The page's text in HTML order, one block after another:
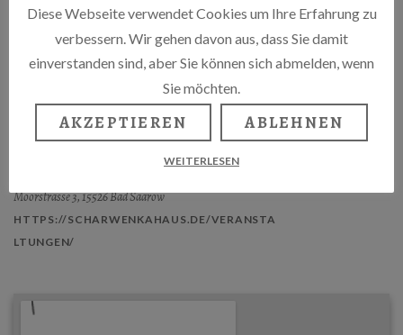
unterschiedliche Weise vom Jazz bis
Klassik und Folklore. Die Arrangements
stammen aus der Feder des
Akkordeonisten und sind dem Ensemble
auf den Leib geschrieben.
SCHARWENKA KULTURFORUM
Moorstrasse 3, 15526 Bad Saarow
HTTPS://SCHARWENKAHAUS.DE/VERANSTA
LTUNGEN/
Diese Webseite verwendet Cookies um Ihre Erfahrung zu
verbessern. Wir gehen davon aus, dass Sie damit
einverstanden sind, aber Sie können sich abmelden, wenn
Sie möchten.
AKZEPTIEREN ABLEHNEN
WEITERLESEN